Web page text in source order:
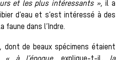
et les plus intéressants », il a
d’eau et s’est intéressé à des
faune dans l’Indre.
dont de beaux spécimens étaient